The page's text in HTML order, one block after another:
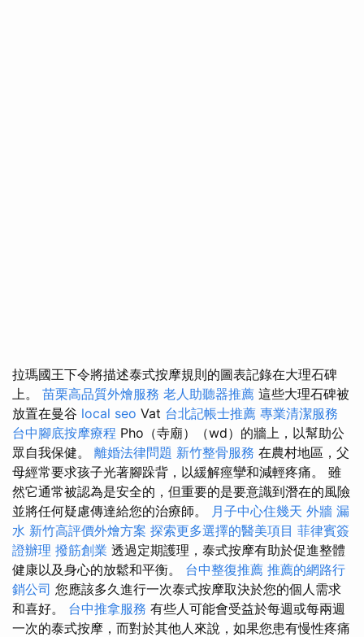
拉瑪國王下令將描述泰式按摩規則的圖表記錄在大理石碑
上。 苗栗高品質外燴服務 老人助聽器推薦 這些大理石碑被
放置在曼谷 local seo Vat 台北記帳士推薦 專業清潔服務
台中腳底按摩療程 Pho（寺廟）（wd）的牆上，以幫助公
眾自我保健。 離婚法律問題 新竹整骨服務 在農村地區，父
母經常要求孩子光著腳跺背，以緩解痙攣和減輕疼痛。 雖
然它通常被認為是安全的，但重要的是要意識到潛在的風險
並將任何疑慮傳達給您的治療師。 月子中心住幾天 外牆 漏
水 新竹高評價外燴方案 探索更多選擇的醫美項目 菲律賓簽
證辦理 撥筋創業 透過定期護理，泰式按摩有助於促進整體
健康以及身心的放鬆和平衡。 台中整復推薦 推薦的網路行
銷公司 您應該多久進行一次泰式按摩取決於您的個人需求
和喜好。 台中推拿服務 有些人可能會受益於每週或每兩週
一次的泰式按摩，而對於其他人來說，如果您患有慢性疼痛